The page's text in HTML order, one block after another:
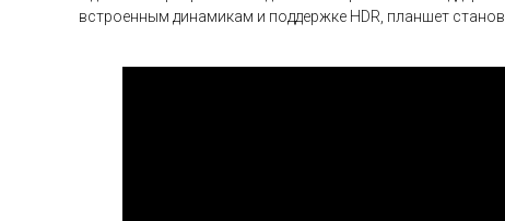
встроенным динамикам и поддержке HDR, планшет